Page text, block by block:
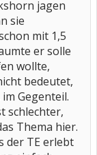
jagen
sie
mit 1,5
er solle
wollte,
bedeutet,
Gegenteil.
schlechter,
Thema hier.
der TE erlebt